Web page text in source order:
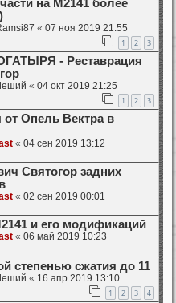
на М2141 более
« 07 ноя 2019 21:55
1 2 3
- Реставрация
« 04 окт 2019 21:25
1 2 3
от Опель Вектра в
« 04 сен 2019 13:12
Святогор задних
« 02 сен 2019 00:01
и его модификаций
« 06 май 2019 10:23
степенью сжатия до 11
« 16 апр 2019 13:10
1 2 3 4